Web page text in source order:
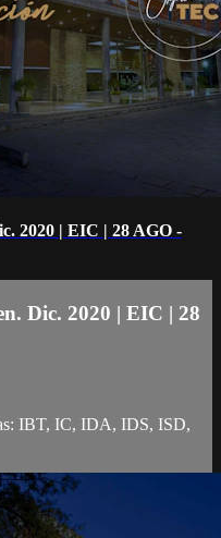
2020 | EIC | 28 AGO -
Dic. 2020 | EIC | 28
IBT, IC, IDA, IDS, ISD,